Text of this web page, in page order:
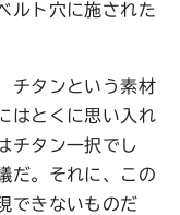
ルト穴に施された
チタンという素材
はとくに思い入れ
チタン一択でし
だ。それに、この
できないものだ